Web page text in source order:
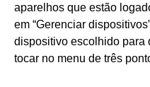
aparelhos que estão
em “Gerenciar
dispositivo escolhido para
tocar no menu de três